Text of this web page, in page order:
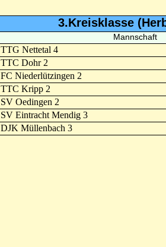
3.Kreisklasse
Mannschaft
TTG Nettetal 4
TTC Dohr 2
FC Niederlützingen 2
TTC Kripp 2
SV Oedingen 2
SV Eintracht Mendig 3
DJK Müllenbach 3